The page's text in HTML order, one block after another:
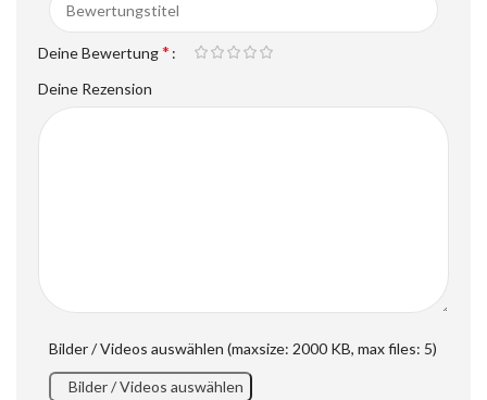
Deine Bewertung*
Deine Rezension
Bilder / Videos auswählen (maxsize: 2000 KB, max files: 5)
Bilder / Videos auswählen